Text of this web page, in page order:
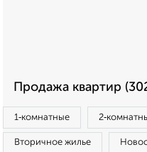
Продажа квартир
1‑комнатные
Вторичное жилье